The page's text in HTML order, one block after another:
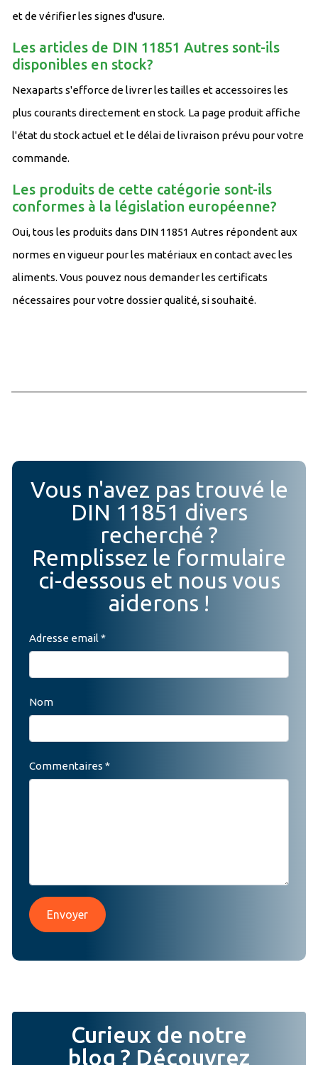
et de vérifier les signes d'usure.
Les articles de DIN 11851 Autres sont-ils
disponibles en stock?
Nexaparts s'efforce de livrer les tailles et accessoires les
plus courants directement en stock. La page produit affiche
l'état du stock actuel et le délai de livraison prévu pour votre
commande.
Les produits de cette catégorie sont-ils
conformes à la législation européenne?
Oui, tous les produits dans DIN 11851 Autres répondent aux
normes en vigueur pour les matériaux en contact avec les
aliments. Vous pouvez nous demander les certificats
nécessaires pour votre dossier qualité, si souhaité.
Vous n'avez pas trouvé le
DIN 11851 divers
recherché ?
Remplissez le formulaire
ci-dessous et nous vous
aiderons !
Adresse email *
Nom
Commentaires *
Envoyer
Curieux de notre
blog ? Découvrez